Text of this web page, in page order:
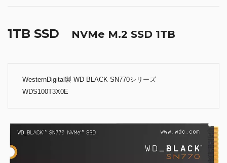
1TB SSD NVMe M.2 SSD 1TB
WesternDigital製 WD BLACK SN770シリーズ
WDS100T3X0E